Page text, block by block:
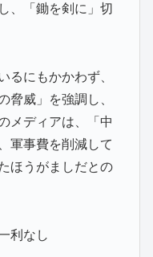
、「鋤を剣に」切
にもかかわず、
威」を強調し、
メディアは、「中
軍事費を削減して
ほうがましだとの
利なし